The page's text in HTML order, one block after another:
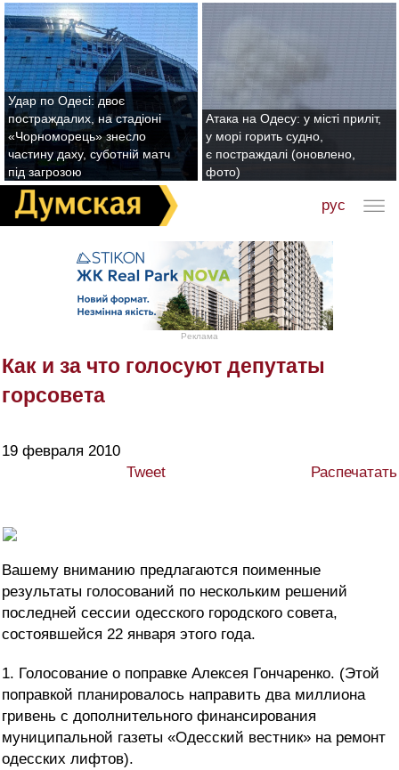
Удар по Одесі: двоє
постраждалих, на стадіоні
«Чорноморець» знесло
частину даху, суботній матч
під загрозою
Атака на Одесу: у місті приліт,
у морі горить судно,
є постраждалі (оновлено,
фото)
рус
Реклама
Как и за что голосуют депутаты
горсовета
19 февраля 2010
Tweet
Распечатать
Вашему вниманию предлагаются поименные
результаты голосований по нескольким решений
последней сессии одесского городского совета,
состоявшейся 22 января этого года.
1. Голосование о поправке Алексея Гончаренко. (Этой
поправкой планировалось направить два миллиона
гривень с дополнительного финансирования
муниципальной газеты «Одесский вестник» на ремонт
одесских лифтов).